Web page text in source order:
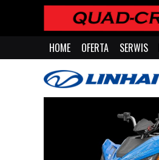
HOME OFERTA SERWIS